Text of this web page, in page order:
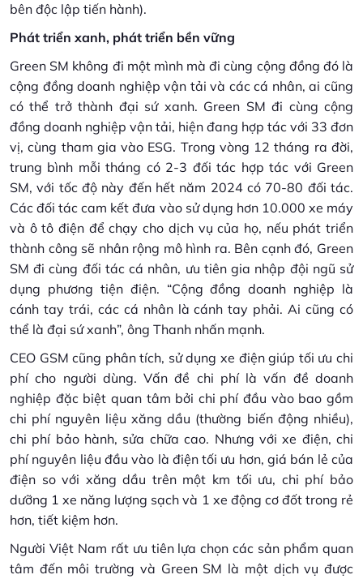
bên độc lập tiến hành).
Phát triển xanh, phát triển bền vững
Green SM không đi một mình mà đi cùng cộng đồng đó là
cộng đồng doanh nghiệp vận tải và các cá nhân, ai cũng
có thể trở thành đại sứ xanh. Green SM đi cùng cộng
đồng doanh nghiệp vận tải, hiện đang hợp tác với 33 đơn
vị, cùng tham gia vào ESG. Trong vòng 12 tháng ra đời,
trung bình mỗi tháng có 2-3 đối tác hợp tác với Green
SM, với tốc độ này đến hết năm 2024 có 70-80 đối tác.
Các đối tác cam kết đưa vào sử dụng hơn 10.000 xe máy
và ô tô điện để chạy cho dịch vụ của họ, nếu phát triển
thành công sẽ nhân rộng mô hình ra. Bên cạnh đó, Green
SM đi cùng đối tác cá nhân, ưu tiên gia nhập đội ngũ sử
dụng phương tiện điện. “Cộng đồng doanh nghiệp là
cánh tay trái, các cá nhân là cánh tay phải. Ai cũng có
thể là đại sứ xanh”, ông Thanh nhấn mạnh.
CEO GSM cũng phân tích, sử dụng xe điện giúp tối ưu chi
phí cho người dùng. Vấn đề chi phí là vấn đề doanh
nghiệp đặc biệt quan tâm bởi chi phí đầu vào bao gồm
chi phí nguyên liệu xăng dầu (thường biến động nhiều),
chi phí bảo hành, sửa chữa cao. Nhưng với xe điện, chi
phí nguyên liệu đầu vào là điện tối ưu hơn, giá bán lẻ của
điện so với xăng dầu trên một km tối ưu, chi phí bảo
dưỡng 1 xe năng lượng sạch và 1 xe động cơ đốt trong rẻ
hơn, tiết kiệm hơn.
Người Việt Nam rất ưu tiên lựa chọn các sản phẩm quan
tâm đến môi trường và Green SM là một dịch vụ được